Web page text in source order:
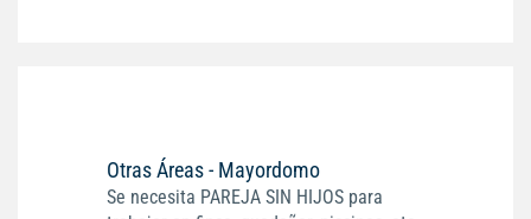
Otras Áreas - Mayordomo
Se necesita PAREJA SIN HIJOS para